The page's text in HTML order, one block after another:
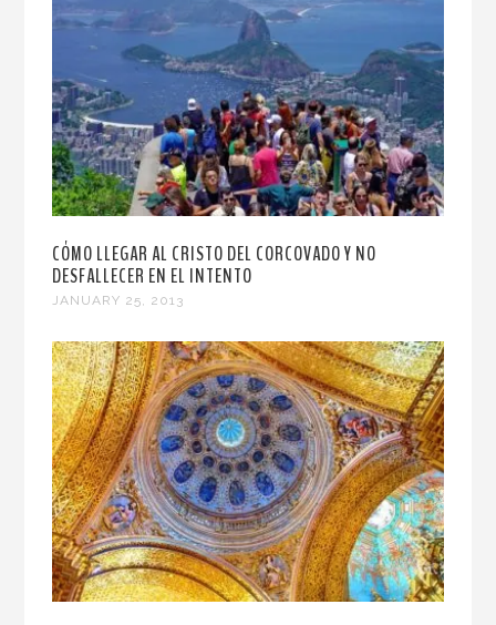
CÓMO LLEGAR AL CRISTO DEL CORCOVADO Y NO
DESFALLECER EN EL INTENTO
JANUARY 25, 2013